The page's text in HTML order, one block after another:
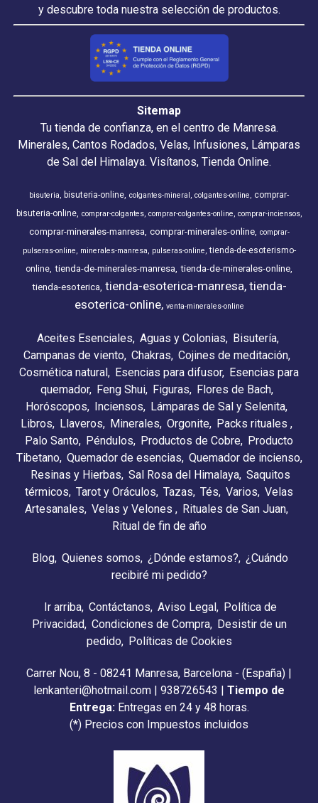
y descubre toda nuestra selección de productos.
Sitemap
Tu tienda de confianza, en el centro de Manresa.
Minerales, Cantos Rodados, Velas, Infusiones, Lámparas
de Sal del Himalaya. Visítanos, Tienda Online.
bisuteria bisuteria-online colgantes-mineral colgantes-online
comprar-
bisuteria-online comprar-colgantes comprar-colgantes-online comprar-inciensos
comprar-minerales-manresa comprar-minerales-online comprar-
pulseras-online
minerales-manresa pulseras-online tienda-de-esoterismo-
online tienda-de-minerales-manresa tienda-de-minerales-online
tienda-esoterica tienda-esoterica-manresa tienda-
esoterica-online venta-minerales-online
Aceites Esenciales Aguas y Colonias
Bisutería
Campanas de viento Chakras Cojines de meditación
Cosmética natural Esencias para difusor Esencias para
quemador
Feng Shui Figuras
Flores de Bach
Horóscopos
Inciensos
Lámparas de Sal y Selenita
Libros
Llaveros Minerales Orgonite Packs rituales
Palo Santo Péndulos Productos de Cobre Producto
Tibetano Quemador de esencias Quemador de incienso
Resinas y Hierbas Sal Rosa del Himalaya Saquitos
térmicos Tarot y Oráculos Tazas Tés Varios Velas
Artesanales Velas y Velones
Rituales de San Juan
Ritual de fin de año
Blog Quienes somos ¿Dónde estamos? ¿Cuándo
recibiré mi pedido?
Ir arriba Contáctanos Aviso Legal
Política de
Privacidad Condiciones de Compra
Desistir de un
pedido
Políticas de Cookies
Carrer Nou, 8 - 08241 Manresa, Barcelona - (España) |
lenkanteri@hotmail.com | 938726543 | Tiempo de
Entrega: Entregas en 24 y 48 horas.
(*) Precios con Impuestos incluidos